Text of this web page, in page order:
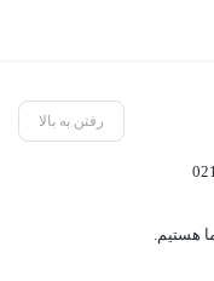
رفتن به بالا